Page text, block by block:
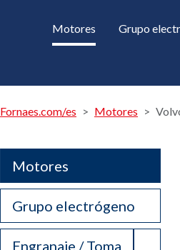
Motores Grupo
Fornaes.com/es Motores
Motores
Grupo electrógeno
Engranaje / Toma